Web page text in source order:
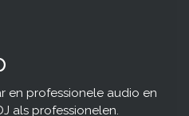
en professionele audio en
als professionelen.